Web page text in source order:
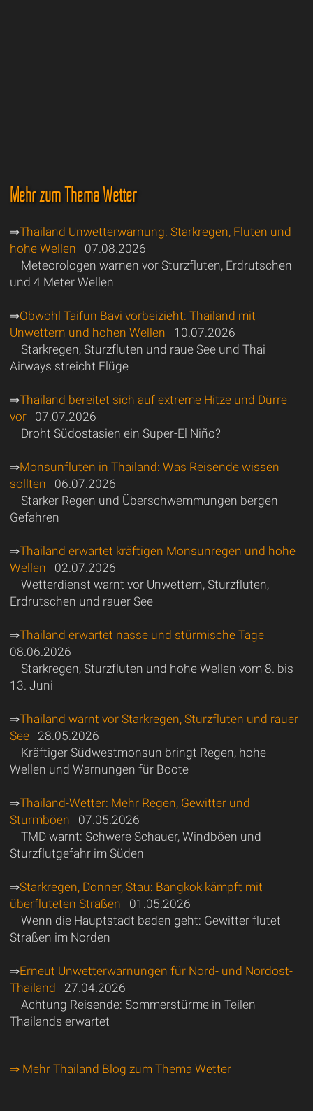
Mehr zum Thema Wetter
⇒Thailand Unwetterwarnung: Starkregen, Fluten und
hohe Wellen 07.08.2026
Meteorologen warnen vor Sturzfluten, Erdrutschen
und 4 Meter Wellen
⇒Obwohl Taifun Bavi vorbeizieht: Thailand mit
Unwettern und hohen Wellen 10.07.2026
Starkregen, Sturzfluten und raue See und Thai
Airways streicht Flüge
⇒Thailand bereitet sich auf extreme Hitze und Dürre
vor07.07.2026
Droht Südostasien ein Super-El Niño?
⇒Monsunfluten in Thailand: Was Reisende wissen
sollten 06.07.2026
Starker Regen und Überschwemmungen bergen
Gefahren
⇒Thailand erwartet kräftigen Monsunregen und hohe
Wellen 02.07.2026
Wetterdienst warnt vor Unwettern, Sturzfluten,
Erdrutschen und rauer See
⇒Thailand erwartet nasse und stürmische Tage
08.06.2026
Starkregen, Sturzfluten und hohe Wellen vom 8. bis
13. Juni
⇒Thailand warnt vor Starkregen, Sturzfluten und rauer
See28.05.2026
Kräftiger Südwestmonsun bringt Regen, hohe
Wellen und Warnungen für Boote
⇒Thailand-Wetter: Mehr Regen, Gewitter und
Sturmböen 07.05.2026
TMD warnt: Schwere Schauer, Windböen und
Sturzflutgefahr im Süden
⇒Starkregen, Donner, Stau: Bangkok kämpft mit
überfluteten Straßen 01.05.2026
Wenn die Hauptstadt baden geht: Gewitter flutet
Straßen im Norden
⇒Erneut Unwetterwarnungen für Nord- und Nordost-
Thailand 27.04.2026
Achtung Reisende: Sommerstürme in Teilen
Thailands erwartet
⇒ Mehr Thailand Blog zum Thema Wetter